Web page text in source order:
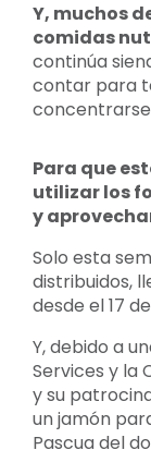
Y, muchos
comidas
continúa
contar para
concentrarse
Para que
utilizar los
y
Solo esta
distribuidos,
desde el 17
Y, debido a
Services y la
y su
un jamón
Pascua del